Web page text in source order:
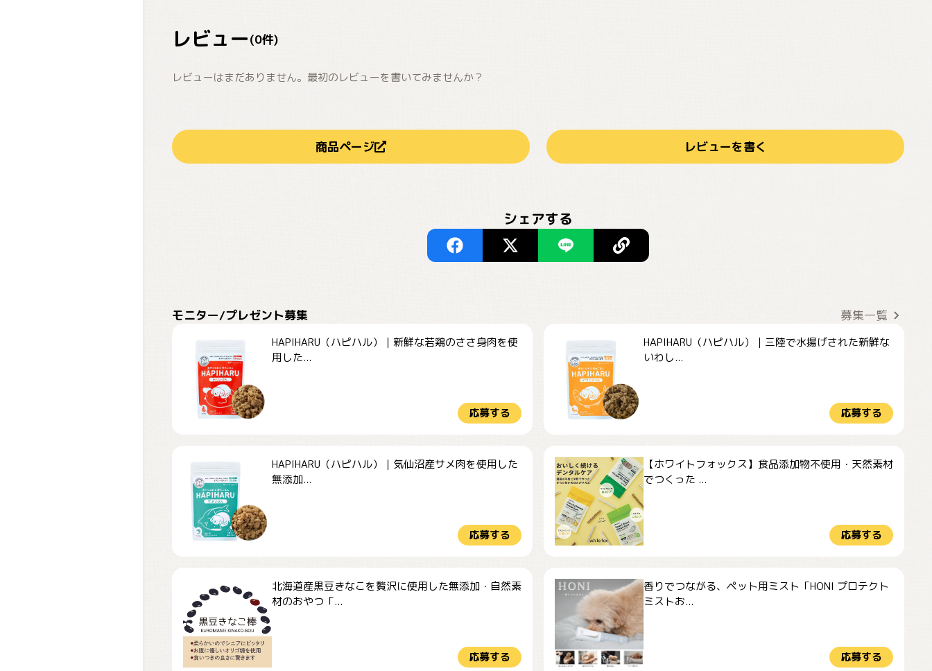
レビュー(0件)
レビューはまだありません。最初のレビューを書いてみませんか？
商品ページ レビューを書く
シェアする
モニター/プレゼント募集 募集一覧
HAPIHARU（ハピハル）｜新鮮な若鶏のささ身肉を使
用した...
応募する
HAPIHARU（ハピハル）｜三陸で水揚げされた新鮮な
いわし...
応募する
HAPIHARU（ハピハル）｜気仙沼産サメ肉を使用した
無添加...
応募する
【ホワイトフォックス】食品添加物不使用・天然素材
でつくった ...
応募する
北海道産黒豆きなこを贅沢に使用した無添加・自然素
材のおやつ「...
応募する
香りでつながる、ペット用ミスト「HONI プロテクト
ミストお...
応募する